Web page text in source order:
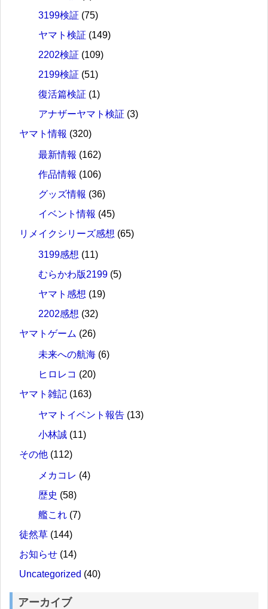
3199検証 (75)
ヤマト検証 (149)
2202検証 (109)
2199検証 (51)
復活篇検証 (1)
アナザーヤマト検証 (3)
ヤマト情報 (320)
最新情報 (162)
作品情報 (106)
グッズ情報 (36)
イベント情報 (45)
リメイクシリーズ感想 (65)
3199感想 (11)
むらかわ版2199 (5)
ヤマト感想 (19)
2202感想 (32)
ヤマトゲーム (26)
未来への航海 (6)
ヒロレコ (20)
ヤマト雑記 (163)
ヤマトイベント報告 (13)
小林誠 (11)
その他 (112)
メカコレ (4)
歴史 (58)
艦これ (7)
徒然草 (144)
お知らせ (14)
Uncategorized (40)
アーカイブ